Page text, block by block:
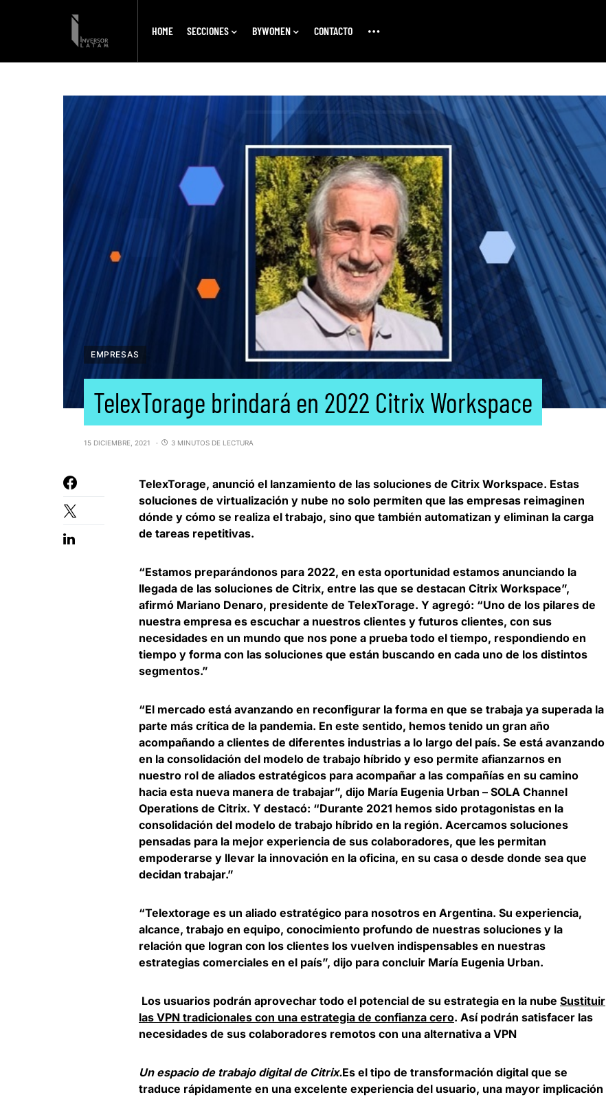
HOME SECCIONES BYWOMEN CONTACTO
EMPRESAS
TelexTorage brindará en 2022 Citrix Workspace
15 DICIEMBRE, 2021 3 MINUTOS DE LECTURA
TelexTorage, anunció el lanzamiento de las soluciones de Citrix Workspace. Estas
soluciones de virtualización y nube no solo permiten que las empresas reimaginen
dónde y cómo se realiza el trabajo, sino que también automatizan y eliminan la carga
de tareas repetitivas.
“Estamos preparándonos para 2022, en esta oportunidad estamos anunciando la
llegada de las soluciones de Citrix, entre las que se destacan Citrix Workspace”,
afirmó Mariano Denaro, presidente de TelexTorage. Y agregó: “Uno de los pilares de
nuestra empresa es escuchar a nuestros clientes y futuros clientes, con sus
necesidades en un mundo que nos pone a prueba todo el tiempo, respondiendo en
tiempo y forma con las soluciones que están buscando en cada uno de los distintos
segmentos.”
“El mercado está avanzando en reconfigurar la forma en que se trabaja ya superada la
parte más crítica de la pandemia. En este sentido, hemos tenido un gran año
acompañando a clientes de diferentes industrias a lo largo del país. Se está avanzando
en la consolidación del modelo de trabajo híbrido y eso permite afianzarnos en
nuestro rol de aliados estratégicos para acompañar a las compañías en su camino
hacia esta nueva manera de trabajar”, dijo María Eugenia Urban – SOLA Channel
Operations de Citrix. Y destacó: “Durante 2021 hemos sido protagonistas en la
consolidación del modelo de trabajo híbrido en la región. Acercamos soluciones
pensadas para la mejor experiencia de sus colaboradores, que les permitan
empoderarse y llevar la innovación en la oficina, en su casa o desde donde sea que
decidan trabajar.”
“Telextorage es un aliado estratégico para nosotros en Argentina. Su experiencia,
alcance, trabajo en equipo, conocimiento profundo de nuestras soluciones y la
relación que logran con los clientes los vuelven indispensables en nuestras
estrategias comerciales en el país”, dijo para concluir María Eugenia Urban.
Los usuarios podrán aprovechar todo el potencial de su estrategia en la nube Sustituir
las VPN tradicionales con una estrategia de confianza cero. Así podrán satisfacer las
necesidades de sus colaboradores remotos con una alternativa a VPN
Un espacio de trabajo digital de Citrix.Es el tipo de transformación digital que se
traduce rápidamente en una excelente experiencia del usuario, una mayor implicación